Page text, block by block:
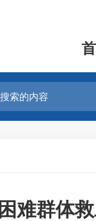
难群体